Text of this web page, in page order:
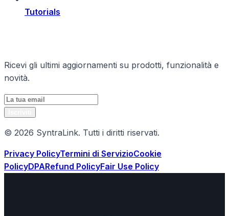
Tutorials
Ricevi gli ultimi aggiornamenti su prodotti, funzionalità e
novità.
© 2026 SyntraLink. Tutti i diritti riservati.
Privacy PolicyTermini di ServizioCookie
PolicyDPARefund PolicyFair Use Policy